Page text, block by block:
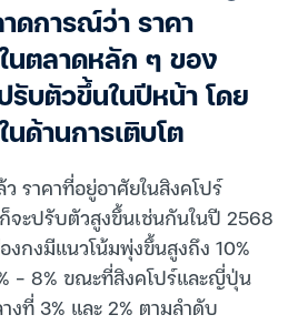
ดการณ์ว่า ราคา
นตลาดหลัก ๆ ของ
รับตัวขึ้นในปีหน้า โดย
นด้านการเติบโต
ราคาที่อยู่อาศัยในสิงคโปร์
จะปรับตัวสูงขึ้นเช่นกันในปี 2568
งกงมีแนวโน้มพุ่งขึ้นสูงถึง 10%
– 8% ขณะที่สิงคโปร์และญี่ปุ่น
งที่ 3% และ 2% ตามลำดับ